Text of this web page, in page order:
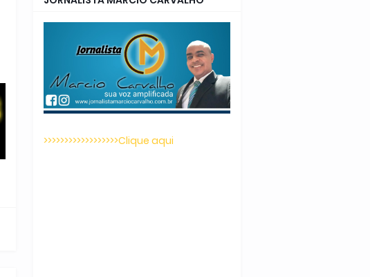
>>>>>>>>>>>>>>>>>>Clique aqui